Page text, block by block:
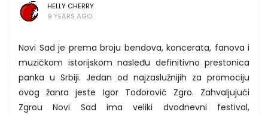
HELLY CHERRY
9 YEARS AGO
Novi Sad je prema broju bendova, koncerata, fanova i
muzičkom istorijskom nasleđu definitivno prestonica
panka u Srbiji. Jedan od najzaslužnijih za promociju
ovog žanra jeste Igor Todorović Zgro. Zahvaljujući
Zgrou Novi Sad ima veliki dvodnevni festival,